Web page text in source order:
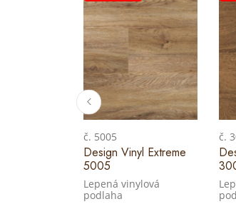
č. 5005
Design Vinyl Extreme
5005
Lepená vinylová
podlaha
č.